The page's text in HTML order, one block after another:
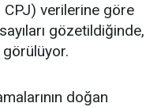
verilerine göre
gözetildiğinde,
görülüyor.
doğan